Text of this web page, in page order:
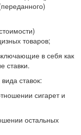
товаров;
в себя как
ставки.
ставок:
сигарет и
остальных